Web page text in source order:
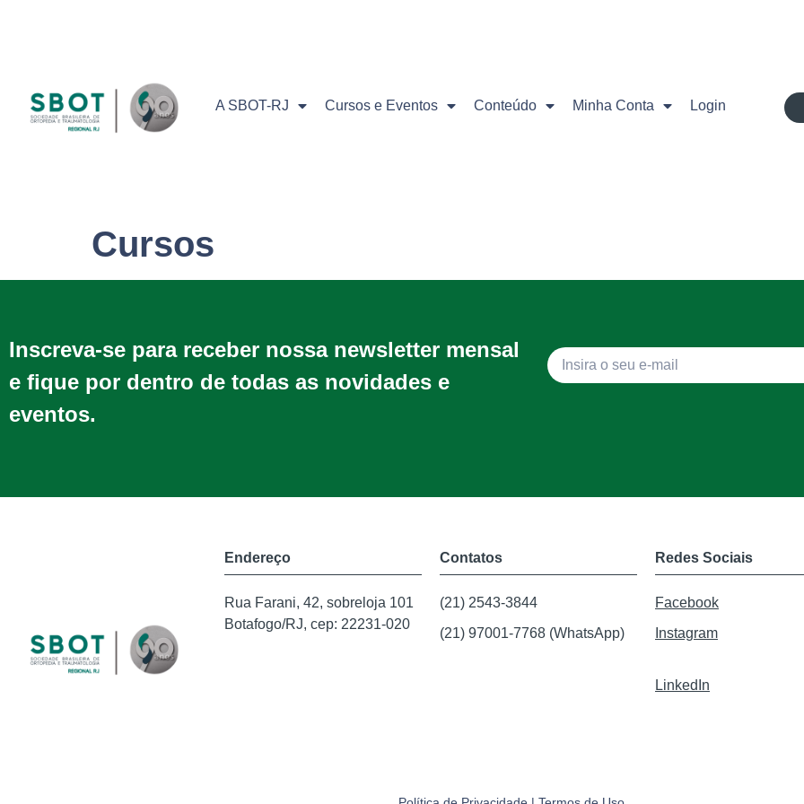
A SBOT-RJ Cursos e Eventos Conteúdo Minha Conta Login
Cursos
Inscreva-se para receber nossa newsletter mensal
e fique por dentro de todas as novidades e
eventos.
Endereço
Rua Farani, 42, sobreloja 101
Botafogo/RJ, cep: 22231-020
Contatos
(21) 2543-3844
(21) 97001-7768 (WhatsApp)
Redes Sociais
Facebook
Instagram
LinkedIn